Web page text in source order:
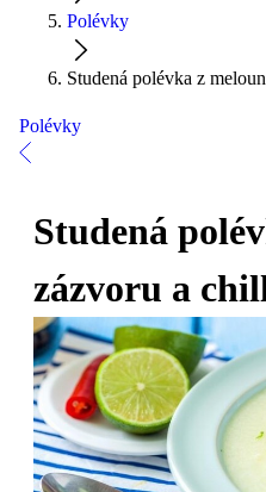
Polévky
Studená polévka z
Polévky
Studená
zázvoru a